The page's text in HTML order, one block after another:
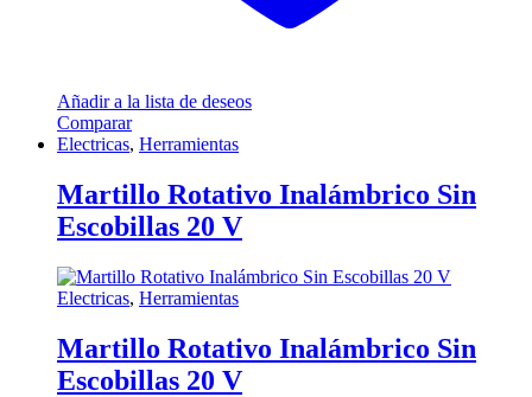
Añadir a la lista de deseos
Comparar
Electricas, Herramientas
Martillo Rotativo Inalámbrico Sin
Escobillas 20 V
Electricas, Herramientas
Martillo Rotativo Inalámbrico Sin
Escobillas 20 V